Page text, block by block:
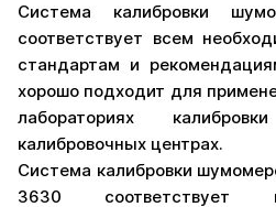
Система калибровки
соответствует всем
стандартам и
хорошо подходит для
лабораториях
калибровочных центрах.
Система калибровки
3630 соответствует